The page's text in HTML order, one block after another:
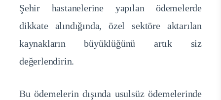
Şehir hastanelerine yapılan ödemelerde
dikkate alındığında, özel sektöre aktarılan
kaynakların büyüklüğünü artık siz
değerlendirin.
Bu ödemelerin dışında usulsüz ödemelerinde